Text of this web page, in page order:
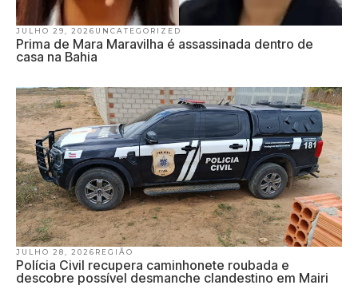
JULHO 29, 2026 UNCATEGORIZED
Prima de Mara Maravilha é assassinada dentro de
casa na Bahia
JULHO 28, 2026 REGIÃO
Polícia Civil recupera caminhonete roubada e
descobre possível desmanche clandestino em Mairi